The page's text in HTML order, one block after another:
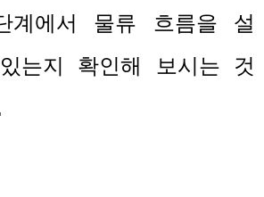
계에서 물류 흐름을 설
는지 확인해 보시는 것